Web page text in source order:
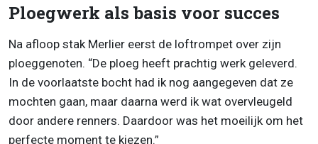
Ploegwerk als basis voor succes
Na afloop stak Merlier eerst de loftrompet over zijn
ploeggenoten. “De ploeg heeft prachtig werk geleverd.
In de voorlaatste bocht had ik nog aangegeven dat ze
mochten gaan, maar daarna werd ik wat overvleugeld
door andere renners. Daardoor was het moeilijk om het
perfecte moment te kiezen.”